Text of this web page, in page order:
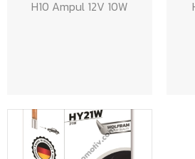
H10 Ampul 12V 10W